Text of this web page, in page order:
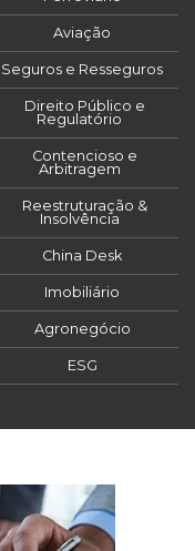
Aviação
Seguros e Resseguros
Direito Público e
Regulatório
Contencioso e
Arbitragem
Reestruturação &
Insolvência
China Desk
Imobiliário
Agronegócio
ESG